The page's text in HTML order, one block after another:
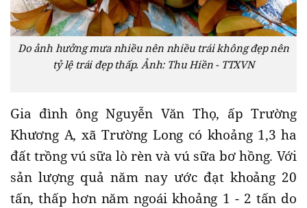
Do ảnh hưởng mưa nhiều nên nhiều trái không đẹp nên
tỷ lệ trái đẹp thấp. Ảnh: Thu Hiền - TTXVN
Gia đình ông Nguyễn Văn Thọ, ấp Trường
Khương A, xã Trường Long có khoảng 1,3 ha
đất trồng vú sữa lò rèn và vú sữa bơ hồng. Với
sản lượng quả năm nay ước đạt khoảng 20
tấn, thấp hơn năm ngoái khoảng 1 - 2 tấn do